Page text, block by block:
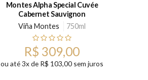
Montes Alpha Special Cuvée
Cabernet Sauvignon
Viña Montes
750ml
R$ 309,00
ou até 3x de R$ 103,00 sem juros